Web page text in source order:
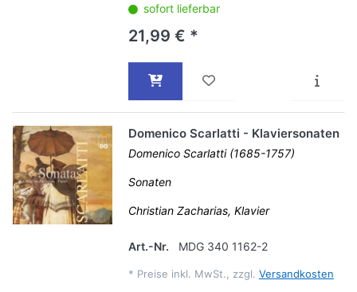
sofort lieferbar
21,99 € *
Domenico Scarlatti - Klaviersonaten
Domenico Scarlatti (1685-1757)
Sonaten
Christian Zacharias, Klavier
Art.-Nr. MDG 340 1162-2
* Preise inkl. MwSt., zzgl. Versandkosten